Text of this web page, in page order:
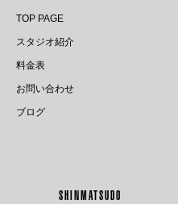
2023.11
2023.10
2023.9
TOP PAGE
スタジオ紹介
料金表
お問い合わせ
ブログ
SHINMATSUDO